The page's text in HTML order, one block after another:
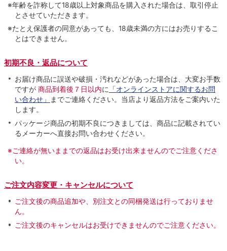
※年齢を詐称して18歳以上対象商品を購入された場合は、取引停止
とさせていただきます。
※たとえ保護者の同意があっても、18歳未満の方にはお売りするこ
とはできません。
初期不良・返品について
お届け商品に誤送や破損・汚れなどがあった場合は、大変お手数
ですが 商品到着後７日以内に 「オンラインストアに関するお問
い合わせ」
までご連絡ください。当店より返品方法をご案内いた
します。
パッケージ商品の初期不良につきましては、商品に記載されてい
るメーカーへ直接お問い合わせください。
※ご連絡が無いままでの返品はお受け出来ませんのでご注意くださ
い。
ご注文内容変更・キャンセルについて
ご注文後の商品追加や、別注文との同梱発送は行っておりませ
ん。
ご注文後のキャンセルはお受けできませんのでご注意ください。